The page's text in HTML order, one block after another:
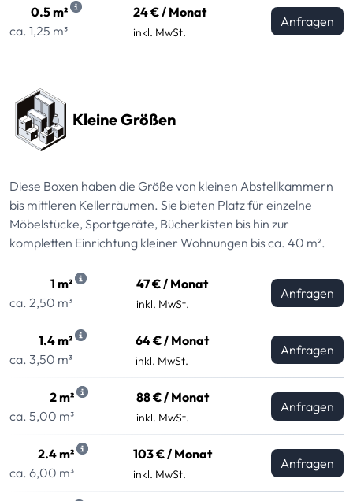
0.5 m²
ca. 1,25 m³
24 € / Monat
inkl. MwSt.
Anfragen
Kleine Größen
Diese Boxen haben die Größe von kleinen Abstellkammern
bis mittleren Kellerräumen. Sie bieten Platz für einzelne
Möbelstücke, Sportgeräte, Bücherkisten bis hin zur
kompletten Einrichtung kleiner Wohnungen bis ca. 40 m².
1 m²
ca. 2,50 m³
47 € / Monat
inkl. MwSt.
Anfragen
1.4 m²
ca. 3,50 m³
64 € / Monat
inkl. MwSt.
Anfragen
2 m²
ca. 5,00 m³
88 € / Monat
inkl. MwSt.
Anfragen
2.4 m²
ca. 6,00 m³
103 € / Monat
inkl. MwSt.
Anfragen